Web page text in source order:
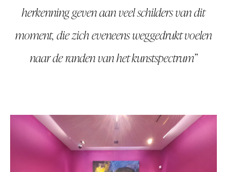
herkenning geven aan veel schilders van dit
moment, die zich eveneens weggedrukt voelen
naar de randen van het kunstspectrum